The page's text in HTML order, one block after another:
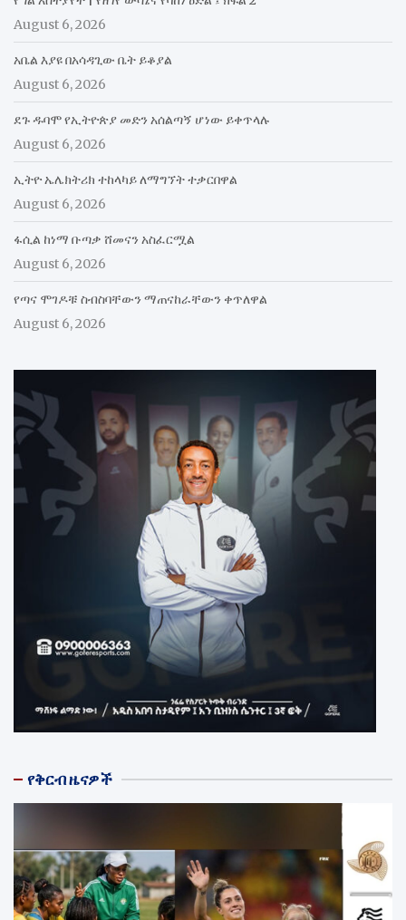
August 6, 2026
አቤል እያዩ በአሳዳጊው ቤት ይቆያል
August 6, 2026
ደጉ ዱባሞ የኢትዮጵያ መድን አሰልጣኝ ሆነው ይቀጥላሉ
August 6, 2026
ኢትዮ ኤሌክትሪክ ተከላካይ ለማግኘት ተቃርበዋል
August 6, 2026
ፋሲል ከነማ ቡጣቃ ሸመናን አስፈርሟል
August 6, 2026
የጣና ሞገዶቹ ስብስባቸውን ማጠናከራቸውን ቀጥለዋል
August 6, 2026
የቅርብ ዜናዎች